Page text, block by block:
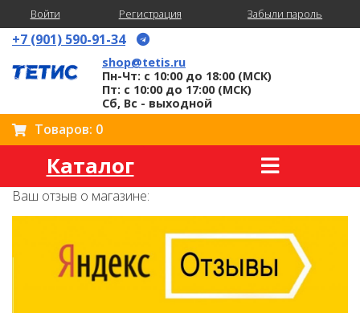
Войти Регистрация Забыли пароль
+7 (901) 590-91-34
shop@tetis.ru
Пн-Чт: с 10:00 до 18:00 (МСК)
Пт: с 10:00 до 17:00 (МСК)
Сб, Вс - выходной
Товаров: 0
Каталог
Ваш отзыв о магазине: